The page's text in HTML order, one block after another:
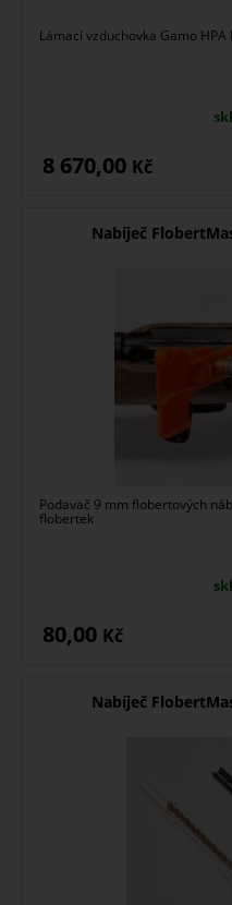
Lámací vzduchovka Gamo
8 670,00 Kč
Nabíječ
Podavač 9 mm flobertových
flobertek
80,00 Kč
Nabíječ